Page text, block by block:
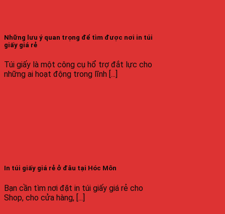
Những lưu ý quan trọng để tìm được nơi in túi
giấy giá rẻ
Túi giấy là một công cụ hổ trợ đắt lực cho
những ai hoạt động trong lĩnh [...]
In túi giấy giá rẻ ở đâu tại Hóc Môn
Bạn cần tìm nơi đặt in túi giấy giá rẻ cho
Shop, cho cửa hàng, [...]